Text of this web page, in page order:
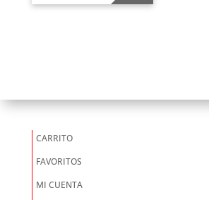
era:
es:
CARRITO
FAVORITOS
MI CUENTA